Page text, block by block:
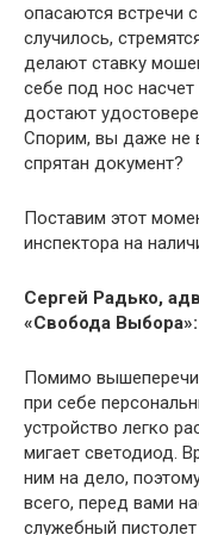
опасаются встречи
случилось,
делают ставку
себе под нос
достают
Спорим, вы даже не
спрятан документ?
Поставим этот
инспектора на
Сергей Радько,
«Свобода Выбора»:
Помимо
при себе
устройство легко
мигает светодиод.
ним на дело,
всего, перед вами
служебный